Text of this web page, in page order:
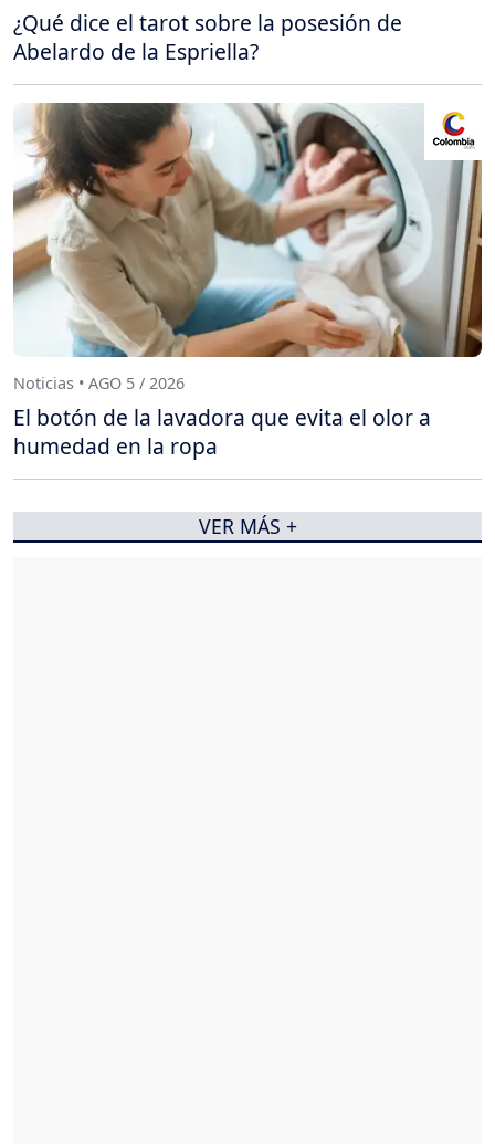
¿Qué dice el tarot sobre la posesión de
Abelardo de la Espriella?
Noticias • AGO 5 / 2026
El botón de la lavadora que evita el olor a
humedad en la ropa
VER MÁS +